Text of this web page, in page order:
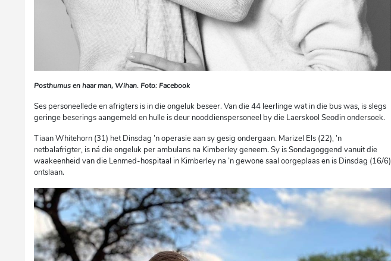
Posthumus en haar man, Wihan. Foto: Facebook
Ses personeellede en afrigters is in die ongeluk beseer. Van die 44 leerlinge wat in die bus was, is slegs
geringe beserings aangemeld en hulle is deur nooddienspersoneel by die Laerskool Seodin ondersoek.
Tiaan Whitehorn (31) het Dinsdag ’n operasie aan sy gesig ondergaan. Marizel Els (22), ’n
netbalafrigter, is ná die ongeluk per ambulans na Kimberley geneem. Sy is Sondagoggend vanuit die
waakeenheid van die Lenmed-hospitaal in Kimberley na ’n gewone saal oorgeplaas en is Dinsdag (16/6)
ontslaan.